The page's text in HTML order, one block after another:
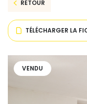
RETOUR
TÉLÉCHARGER LA
VENDU